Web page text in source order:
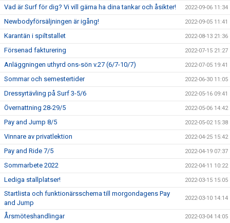
Vad är Surf för dig? Vi vill gärna ha dina tankar och åsikter! 2022-09-06 11:34
Newbodyförsäljningen är igång! 2022-09-05 11:41
Karantän i spiltstallet 2022-08-13 21:36
Försenad fakturering 2022-07-15 21:27
Anläggningen uthyrd ons-sön v.27 (6/7-10/7) 2022-07-05 19:41
Sommar och semestertider 2022-06-30 11:05
Dressyrtävling på Surf 3-5/6 2022-05-16 09:41
Övernattning 28-29/5 2022-05-06 14:42
Pay and Jump 8/5 2022-05-02 15:38
Vinnare av privatlektion 2022-04-25 15:42
Pay and Ride 7/5 2022-04-19 07:37
Sommarbete 2022 2022-04-11 10:22
Lediga stallplatser! 2022-03-15 15:05
Startlista och funktionärsschema till morgondagens Pay
and Jump
2022-03-10 14:14
Årsmöteshandlingar 2022-03-04 14:05